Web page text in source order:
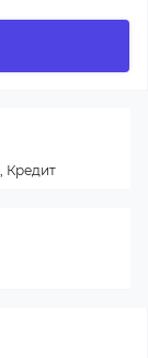
Кредит